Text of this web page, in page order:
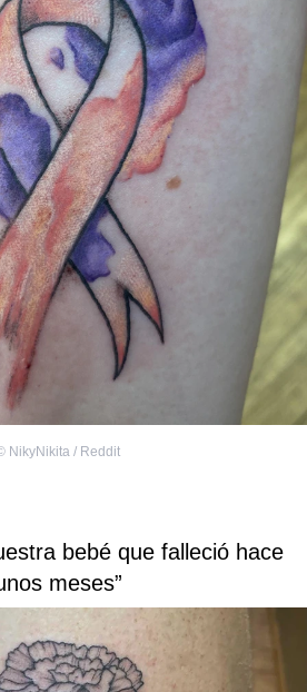
NikyNikita / Reddit
bebé que falleció hace
meses”